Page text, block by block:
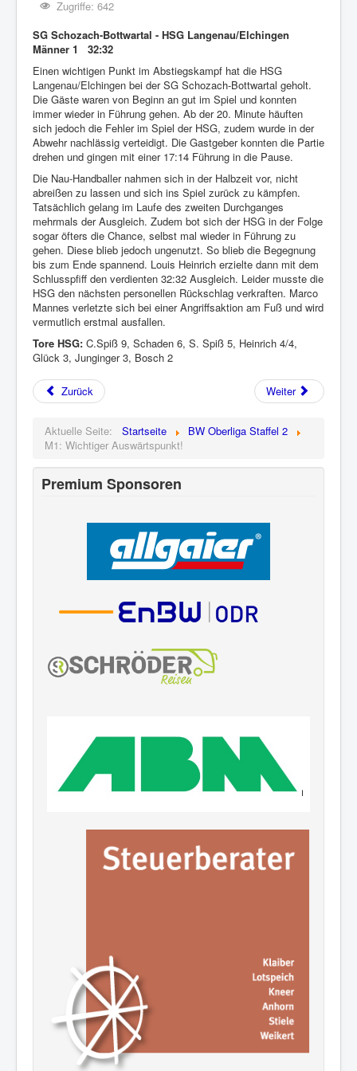
Zugriffe: 642
SG Schozach-Bottwartal - HSG Langenau/Elchingen
Männer 1 32:32
Einen wichtigen Punkt im Abstiegskampf hat die HSG
Langenau/Elchingen bei der SG Schozach-Bottwartal geholt.
Die Gäste waren von Beginn an gut im Spiel und konnten
immer wieder in Führung gehen. Ab der 20. Minute häuften
sich jedoch die Fehler im Spiel der HSG, zudem wurde in der
Abwehr nachlässig verteidigt. Die Gastgeber konnten die Partie
drehen und gingen mit einer 17:14 Führung in die Pause.
Die Nau-Handballer nahmen sich in der Halbzeit vor, nicht
abreißen zu lassen und sich ins Spiel zurück zu kämpfen.
Tatsächlich gelang im Laufe des zweiten Durchganges
mehrmals der Ausgleich. Zudem bot sich der HSG in der Folge
sogar öfters die Chance, selbst mal wieder in Führung zu
gehen. Diese blieb jedoch ungenutzt. So blieb die Begegnung
bis zum Ende spannend. Louis Heinrich erzielte dann mit dem
Schlusspfiff den verdienten 32:32 Ausgleich. Leider musste die
HSG den nächsten personellen Rückschlag verkraften. Marco
Mannes verletzte sich bei einer Angriffsaktion am Fuß und wird
vermutlich erstmal ausfallen.
Tore HSG: C.Spiß 9, Schaden 6, S. Spiß 5, Heinrich 4/4,
Glück 3, Junginger 3, Bosch 2
Zurück Weiter
Aktuelle Seite: Startseite
BW Oberliga Staffel 2
M1: Wichtiger Auswärtspunkt!
Premium Sponsoren